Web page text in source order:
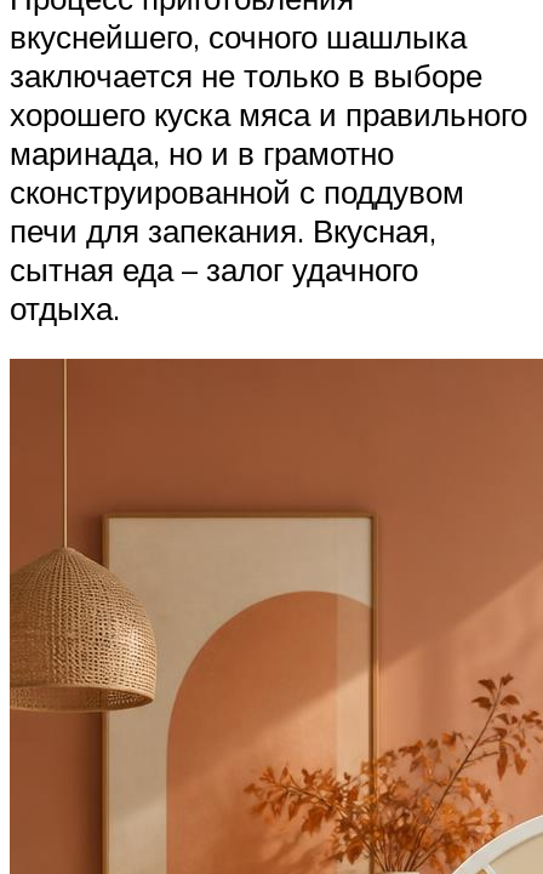
вкуснейшего, сочного шашлыка
заключается не только в выборе
хорошего куска мяса и правильного
маринада, но и в грамотно
сконструированной с поддувом
печи для запекания. Вкусная,
сытная еда – залог удачного
отдыха.